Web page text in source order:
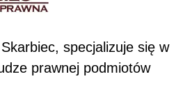
specjalizuje się w
prawnej podmiotów